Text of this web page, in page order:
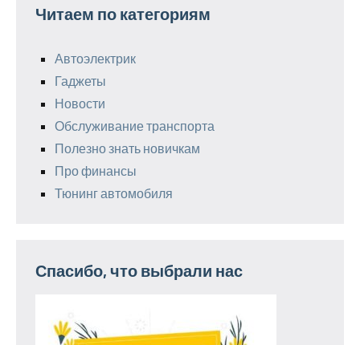
Читаем по категориям
Автоэлектрик
Гаджеты
Новости
Обслуживание транспорта
Полезно знать новичкам
Про финансы
Тюнинг автомобиля
Спасибо, что выбрали нас